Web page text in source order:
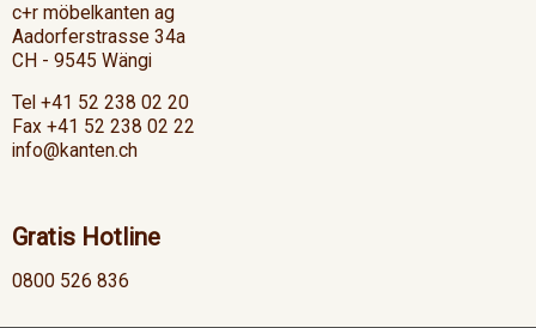
c+r möbelkanten ag
Aadorferstrasse 34a
CH - 9545 Wängi
Tel +41 52 238 02 20
Fax +41 52 238 02 22
info@kanten.ch
Gratis Hotline
0800 526 836